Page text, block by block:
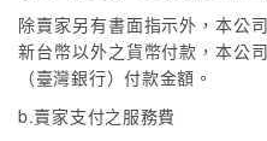
除賣家另有書面指示外，本公
新台幣以外之貨幣付款，本公
（臺灣銀行）付款金額。
b.賣家支付之服務費